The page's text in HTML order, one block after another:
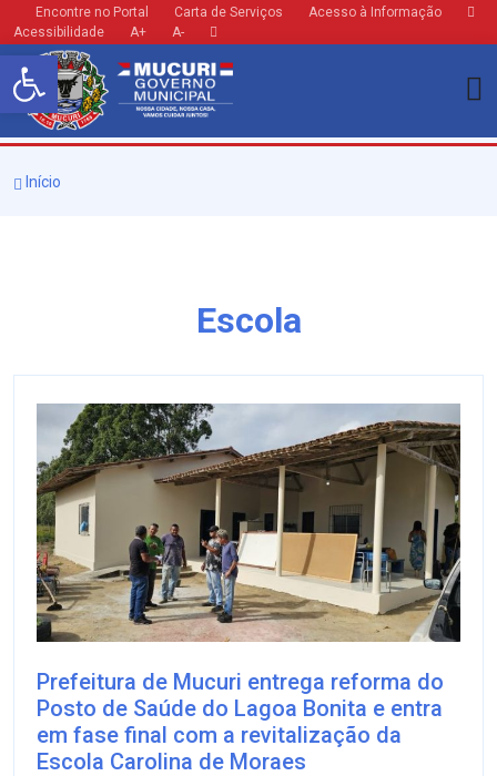
Barra de Ferramentas Aberta
Encontre no Portal Carta de Serviços
Acesso à Informação
Acessibilidade
A+ A-
Início
Escola
Prefeitura de Mucuri entrega reforma do
Posto de Saúde do Lagoa Bonita e entra
em fase final com a revitalização da
Escola Carolina de Moraes